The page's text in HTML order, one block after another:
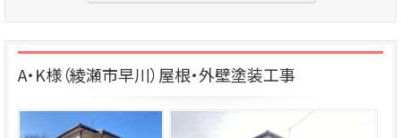
A・K様（綾瀬市早川）屋根・外壁塗装工事